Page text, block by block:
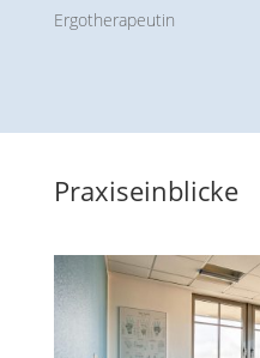
Ergotherapeutin
Praxiseinblicke